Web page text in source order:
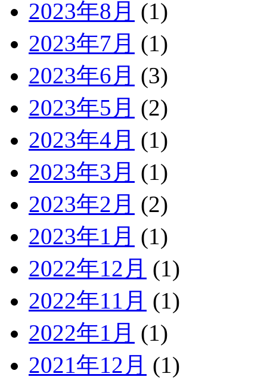
2023年8月 (1)
2023年7月 (1)
2023年6月 (3)
2023年5月 (2)
2023年4月 (1)
2023年3月 (1)
2023年2月 (2)
2023年1月 (1)
2022年12月 (1)
2022年11月 (1)
2022年1月 (1)
2021年12月 (1)